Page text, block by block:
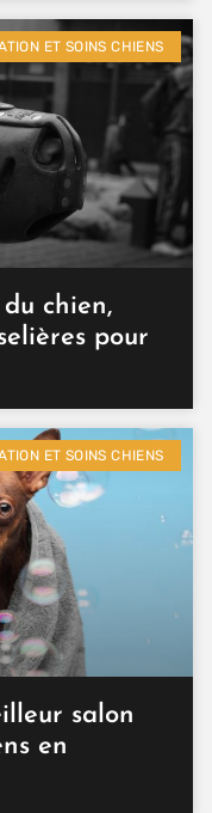
ET SOINS CHIENS
chien,
pour
ET SOINS CHIENS
salon
en